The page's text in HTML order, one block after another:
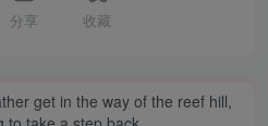
分享 收藏
get in the way of the reef hill,